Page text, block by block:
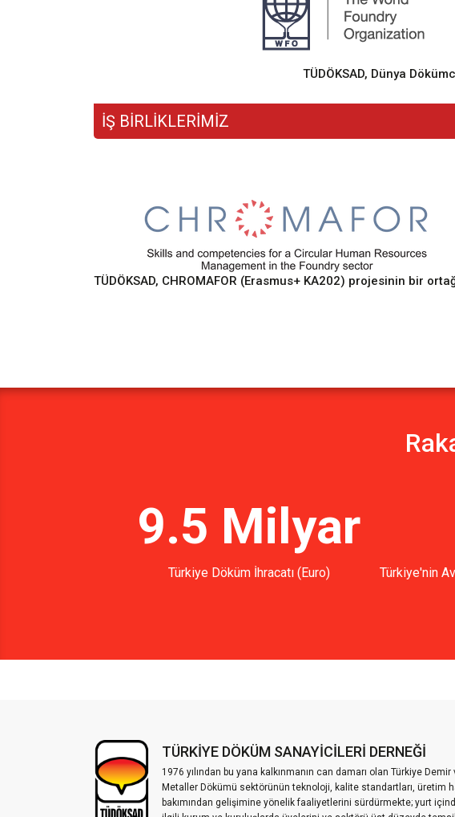
TÜDÖKSAD, Dünya
İŞ BİRLİKLERİMİZ
TÜDÖKSAD, CHROMAFOR (Erasmus+ KA202) projesinin bir
9.5 Milyar
Türkiye Döküm İhracatı (Euro) Türkiye'nin
TÜRKİYE DÖKÜM SANAYİCİLERİ DERNEĞİ
1976 yılından bu yana kalkınmanın can damarı olan Türkiye Demir
Metaller Dökümü sektörünün teknoloji, kalite standartları, üretim
bakımından gelişimine yönelik faaliyetlerini sürdürmekte; yurt